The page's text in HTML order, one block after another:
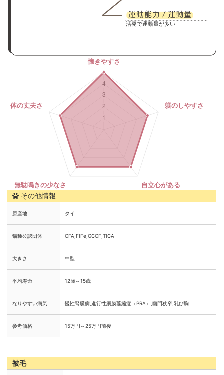
活発で運動量が多い
その他情報
原産地 タイ
猫種公認団体 CFA,FIFe,GCCF,TICA
大きさ 中型
平均寿命 12歳～15歳
なりやすい病気 慢性腎臓病,進行性網膜萎縮症（PRA）,幽門狭窄,乳び胸
参考価格 15万円～25万円前後
被毛